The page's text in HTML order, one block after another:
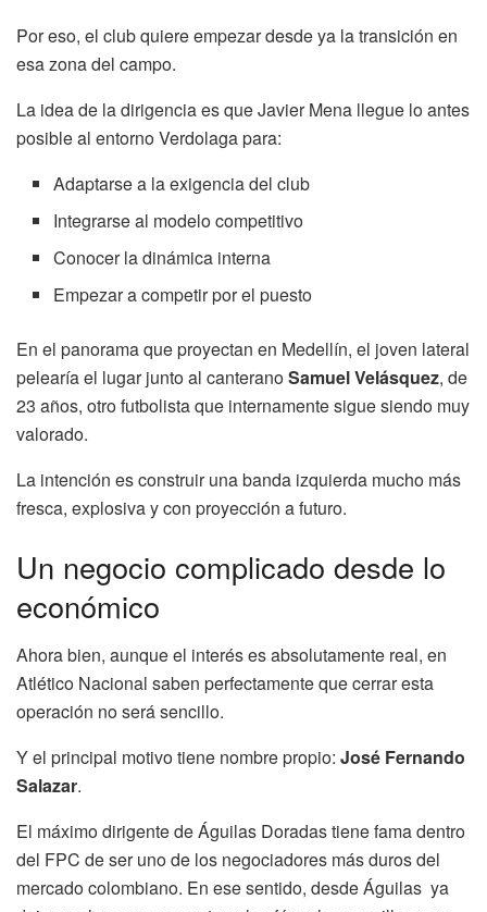
Por eso, el club quiere empezar desde ya la transición en
esa zona del campo.
La idea de la dirigencia es que Javier Mena llegue lo antes
posible al entorno Verdolaga para:
Adaptarse a la exigencia del club
Integrarse al modelo competitivo
Conocer la dinámica interna
Empezar a competir por el puesto
En el panorama que proyectan en Medellín, el joven lateral
pelearía el lugar junto al canteranoSamuel Velásquez, de
23 años, otro futbolista que internamente sigue siendo muy
valorado.
La intención es construir una banda izquierda mucho más
fresca, explosiva y con proyección a futuro.
Un negocio complicado desde lo
económico
Ahora bien, aunque el interés es absolutamente real, en
Atlético Nacional saben perfectamente que cerrar esta
operación no será sencillo.
Y el principal motivo tiene nombre propio: José Fernando
Salazar.
El máximo dirigente de Águilas Doradas tiene fama dentro
del FPC de ser uno de los negociadores más duros del
mercado colombiano. En ese sentido, desde Águilas ya